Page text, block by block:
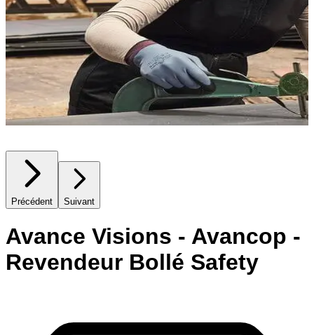
Précédent Suivant
Avance Visions - Avancop -
Revendeur Bollé Safety